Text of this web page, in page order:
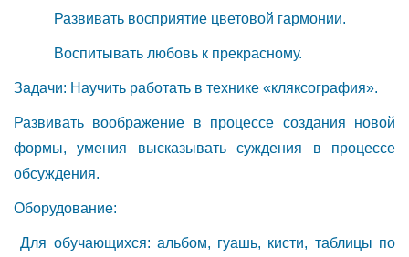
Развивать восприятие цветовой гармонии.
Воспитывать любовь к прекрасному.
Задачи: Научить работать в технике «кляксография».
Развивать воображение в процессе создания новой
формы, умения высказывать суждения в процессе
обсуждения.
Оборудование:
Для обучающихся: альбом, гуашь, кисти, таблицы по